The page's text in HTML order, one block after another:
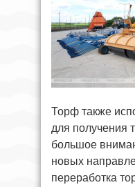
Торф также
для получения
большое
новых
переработка